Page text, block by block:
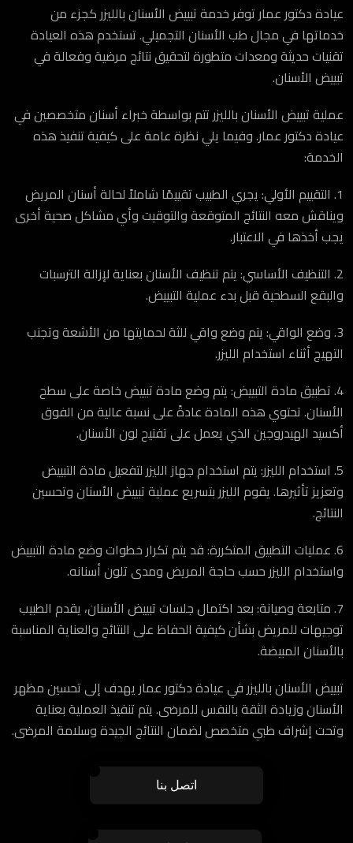
عيادة دكتور عمار توفر خدمة تبييض الأسنان بالليزر كجزء من
خدماتها في مجال طب الأسنان التجميلي. تستخدم هذه العيادة
تقنيات حديثة ومعدات متطورة لتحقيق نتائج مرضية وفعالة في
تبييض الأسنان.
عملية تبييض الأسنان بالليزر تتم بواسطة خبراء أسنان متخصصين في
عيادة دكتور عمار. وفيما يلي نظرة عامة على كيفية تنفيذ هذه
الخدمة:
1. التقييم الأولي: يجري الطبيب تقييمًا شاملاً لحالة أسنان المريض
ويناقش معه النتائج المتوقعة والتوقيت وأي مشاكل صحية أخرى
يجب أخذها في الاعتبار.
2. التنظيف الأساسي: يتم تنظيف الأسنان بعناية لإزالة الترسبات
والبقع السطحية قبل بدء عملية التبييض.
3. وضع الواقي: يتم وضع واقي للثة لحمايتها من الأشعة وتجنب
التهيج أثناء استخدام الليزر.
4. تطبيق مادة التبييض: يتم وضع مادة تبييض خاصة على سطح
الأسنان. تحتوي هذه المادة عادةً على نسبة عالية من الفوق
أكسيد الهيدروجين الذي يعمل على تفتيح لون الأسنان.
5. استخدام الليزر: يتم استخدام جهاز الليزر لتفعيل مادة التبييض
وتعزيز تأثيرها. يقوم الليزر بتسريع عملية تبييض الأسنان وتحسين
النتائج.
6. عمليات التطبيق المتكررة: قد يتم تكرار خطوات وضع مادة التبييض
واستخدام الليزر حسب حاجة المريض ومدى تلون أسنانه.
7. متابعة وصيانة: بعد اكتمال جلسات تبييض الأسنان، يقدم الطبيب
توجيهات للمريض بشأن كيفية الحفاظ على النتائج والعناية المناسبة
بالأسنان المبيضة.
تبييض الأسنان بالليزر في عيادة دكتور عمار يهدف إلى تحسين مظهر
الأسنان وزيادة الثقة بالنفس للمرضى. يتم تنفيذ العملية بعناية
وتحت إشراف طبي متخصص لضمان النتائج الجيدة وسلامة المرضى.
اتصل بنا